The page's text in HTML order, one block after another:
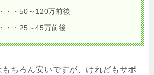
・・50～120万前後
・・25～45万前後
ちろん安いですが、けれどもサポ